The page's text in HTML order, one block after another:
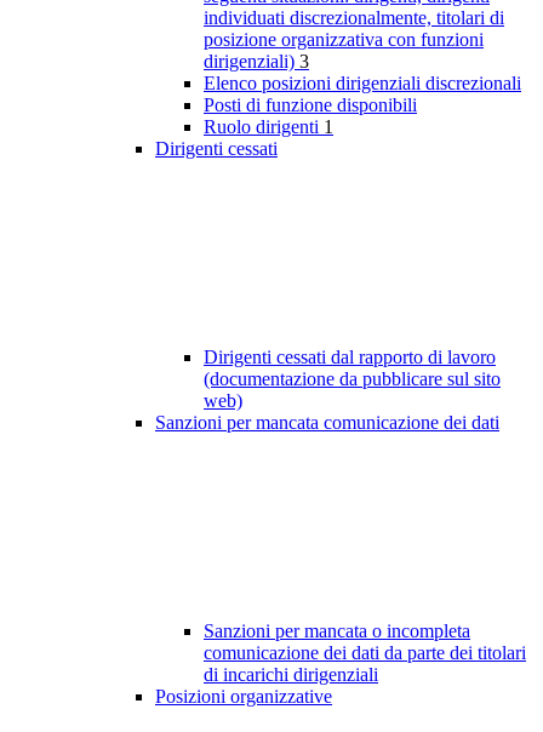
individuati discrezionalmente, titolari di
posizione organizzativa con funzioni
dirigenziali) 3
Elenco posizioni dirigenziali discrezionali
Posti di funzione disponibili
Ruolo dirigenti 1
Dirigenti cessati
Dirigenti cessati dal rapporto di lavoro
(documentazione da pubblicare sul sito
web)
Sanzioni per mancata comunicazione dei dati
Sanzioni per mancata o incompleta
comunicazione dei dati da parte dei titolari
di incarichi dirigenziali
Posizioni organizzative